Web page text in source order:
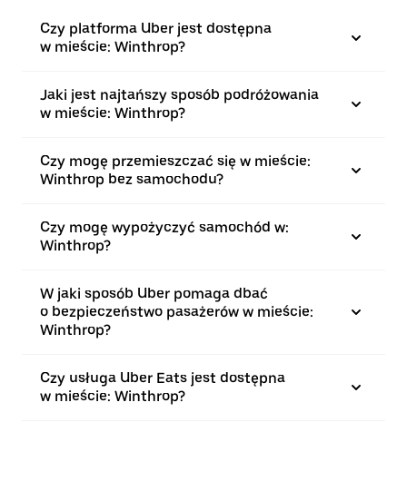
Czy platforma Uber jest dostępna
w mieście: Winthrop?
Jaki jest najtańszy sposób podróżowania
w mieście: Winthrop?
Czy mogę przemieszczać się w mieście:
Winthrop bez samochodu?
Czy mogę wypożyczyć samochód w:
Winthrop?
W jaki sposób Uber pomaga dbać
o bezpieczeństwo pasażerów w mieście:
Winthrop?
Czy usługa Uber Eats jest dostępna
w mieście: Winthrop?